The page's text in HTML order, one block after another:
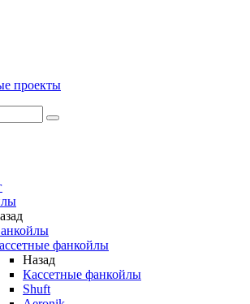
проекты
фанкойлы
Назад
Кассетные фанкойлы
Shuft